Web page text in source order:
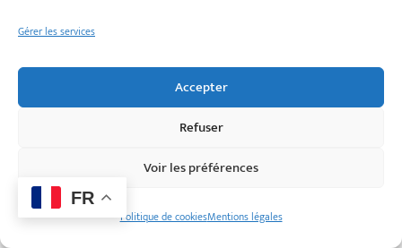
Gérer les services
Accepter
Refuser
Voir les préférences
Politique de cookiesMentions légales
FR